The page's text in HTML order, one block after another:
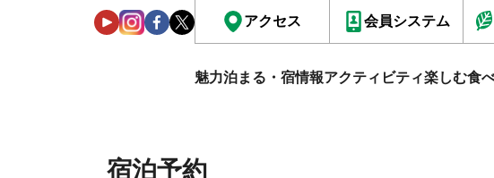
アクセス 会員システム
魅力泊まる・宿情報アクティビティ楽しむ食
宿泊予約